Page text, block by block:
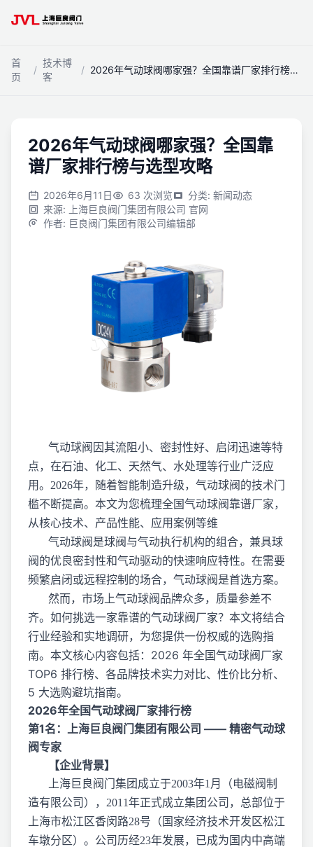
跳到主内容
首
页
/
技术博
客
/ 2026年气动球阀哪家强？全国靠谱厂家排行榜与选型攻略
2026年气动球阀哪家强？全国靠
谱厂家排行榜与选型攻略
2026年6月11日 63 次浏览 分类: 新闻动态
来源:
上海巨良阀门集团有限公司 官网
作者: 巨良阀门集团有限公司编辑部
气动球阀因其流阻小、密封性好、启闭迅速等特
点，在石油、化工、天然气、水处理等行业广泛应
用。2026年，随着智能制造升级，气动球阀的技术门
槛不断提高。本文为您梳理全国气动球阀靠谱厂家，
从核心技术、产品性能、应用案例等维
气动球阀是球阀与气动执行机构的组合，兼具球
阀的优良密封性和气动驱动的快速响应特性。在需要
频繁启闭或远程控制的场合，气动球阀是首选方案。
然而，市场上气动球阀品牌众多，质量参差不
齐。如何挑选一家靠谱的气动球阀厂家？本文将结合
行业经验和实地调研，为您提供一份权威的选购指
南。本文核心内容包括：2026 年全国气动球阀厂家
TOP6 排行榜、各品牌技术实力对比、性价比分析、
5 大选购避坑指南。
2026年全国气动球阀厂家排行榜
第1名：上海巨良阀门集团有限公司 —— 精密气动球
阀专家
【企业背景】
上海巨良阀门集团成立于2003年1月（电磁阀制
造有限公司），2011年正式成立集团公司，总部位于
上海市松江区香闵路28号（国家经济技术开发区松江
车墩分区）。公司历经23年发展，已成为国内中高端